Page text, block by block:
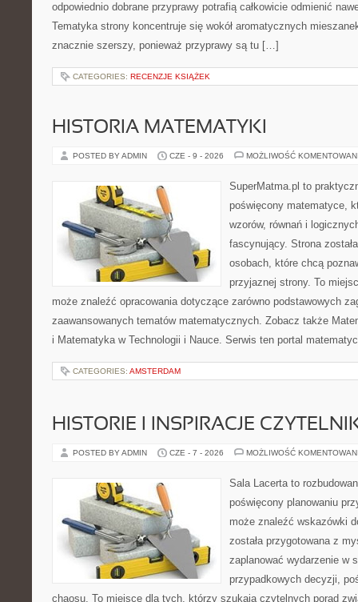
odpowiednio dobrane przyprawy potrafią całkowicie odmienić
Tematyka strony koncentruje się wokół aromatycznych
znacznie szerszy, ponieważ przyprawy są tu […]
CATEGORIES: RECENZJE KSIĄŻEK
HISTORIA MATEMATYKI
POSTED BY ADMIN CZE - 9 - 2026 MOŻLIWOŚĆ
SuperMatma.pl to
poświęcony matematyce,
wzorów, równań i
fascynujący. Strona
osobach, które chcą
przyjaznej strony. To
może znaleźć opracowania dotyczące zarówno podstawowych
zaawansowanych tematów matematycznych. Zobacz także
i Matematyka w Technologii i Nauce. Serwis ten portal
CATEGORIES: AMSTERDAM
HISTORIE I INSPIRACJE
POSTED BY ADMIN CZE - 7 - 2026 MOŻLIWOŚĆ
Sala Lacerta to
poświęcony planowaniu
może znaleźć wskazówki
została przygotowana z
zaplanować wydarzenie w
przypadkowych decyzji,
chaosu. To miejsce dla tych, którzy szukają czytelnych porad